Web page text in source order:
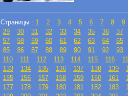
Страницы : 1 2 3 4 5 6 7 8 9
29
30 31 32 33 34 35 36 37
57
58 59 60 61 62 63 64 65
85
86 87 88 89 90 91 92 93
110
111 112 113 114 115 116
133
134 135 136 137 138 139
155
156 157 158 159 160 161
177
178 179 180 181 182 183